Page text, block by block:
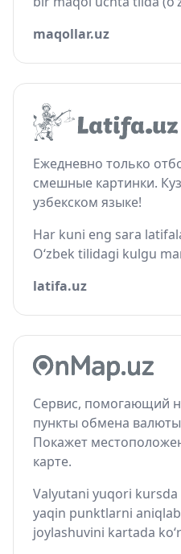
maqollar.uz
Ежедневно только
смешные картинки.
узбекском языке!
Har kuni eng sara
O‘zbek tilidagi kulgu
latifa.uz
Сервис, помогающий
пункты обмена
Покажет
карте.
Valyutani yuqori
yaqin punktlarni
joylashuvini kartada